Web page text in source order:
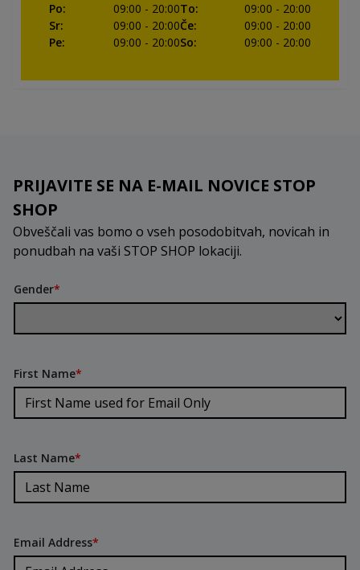
Po: 09:00 - 20:00To: 09:00 - 20:00
Sr: 09:00 - 20:00Če: 09:00 - 20:00
Pe: 09:00 - 20:00So: 09:00 - 20:00
PRIJAVITE SE NA E-MAIL NOVICE STOP
SHOP
Obveščali vas bomo o vseh posodobitvah, novicah in
ponudbah na vaši STOP SHOP lokaciji.
Gender*
First Name*
Last Name*
Email Address*